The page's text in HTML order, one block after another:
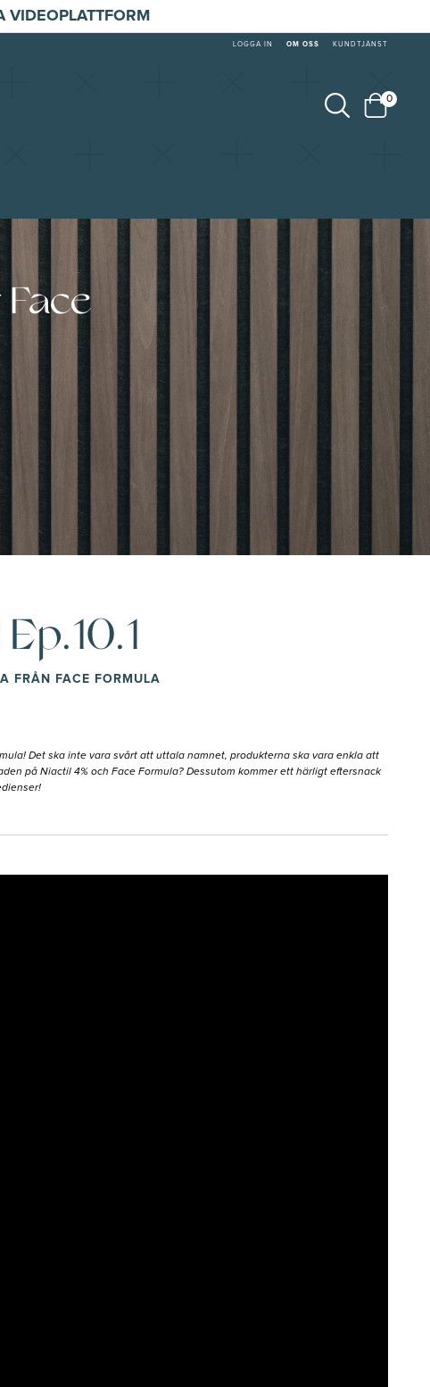
VIDEOPLATTFORM
LOGGA IN OM OSS KUNDTJÄNST
0
FRÅN FACE FORMULA
Det ska inte vara svårt att uttala namnet, produkterna ska vara enkla att
på Niactil 4% och Face Formula? Dessutom kommer ett härligt eftersnack